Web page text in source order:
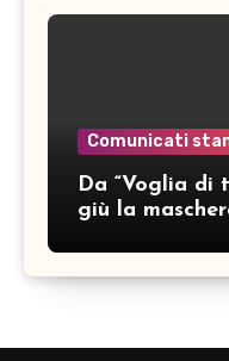
Comunicati
Da “Voglia di
giù la